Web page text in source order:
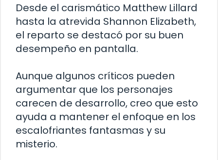
Desde el carismático Matthew Lillard
hasta la atrevida Shannon Elizabeth,
el reparto se destacó por su buen
desempeño en pantalla.
Aunque algunos críticos pueden
argumentar que los personajes
carecen de desarrollo, creo que esto
ayuda a mantener el enfoque en los
escalofriantes fantasmas y su
misterio.